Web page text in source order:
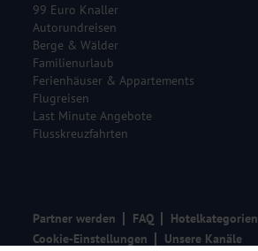
99 Euro Knaller
Autorundreisen
Berge & Wälder
Familienurlaub
Ferienhäuser & Appartements
Flugreisen
Last Minute Angebote
Flusskreuzfahrten
Partner werden FAQ Hotelkategorien
Cookie-Einstellungen
Unsere Kanäle